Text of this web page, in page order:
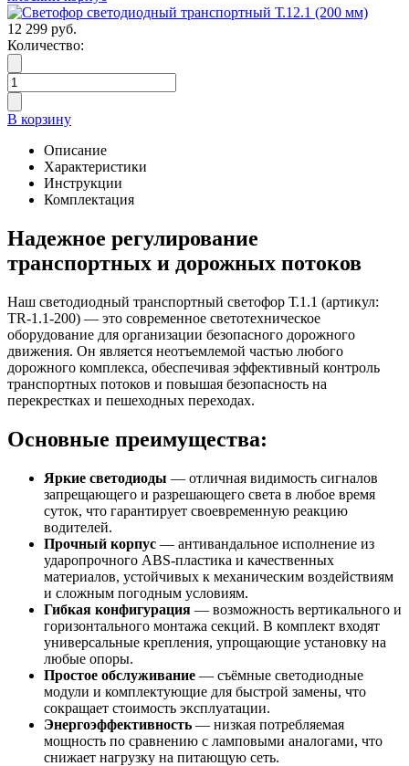
12 299 руб.
Количество:
В корзину
Описание
Характеристики
Инструкции
Комплектация
Надежное регулирование
транспортных и дорожных потоков
Наш светодиодный транспортный светофор Т.1.1 (артикул:
TR-1.1-200) — это современное светотехническое
оборудование для организации безопасного дорожного
движения. Он является неотъемлемой частью любого
дорожного комплекса, обеспечивая эффективный контроль
транспортных потоков и повышая безопасность на
перекрестках и пешеходных переходах.
Основные преимущества:
Яркие светодиоды — отличная видимость сигналов
запрещающего и разрешающего света в любое время
суток, что гарантирует своевременную реакцию
водителей.
Прочный корпус — антивандальное исполнение из
ударопрочного ABS-пластика и качественных
материалов, устойчивых к механическим воздействиям
и сложным погодным условиям.
Гибкая конфигурация — возможность вертикального и
горизонтального монтажа секций. В комплект входят
универсальные крепления, упрощающие установку на
любые опоры.
Простое обслуживание — съёмные светодиодные
модули и комплектующие для быстрой замены, что
сокращает стоимость эксплуатации.
Энергоэффективность — низкая потребляемая
мощность по сравнению с ламповыми аналогами, что
снижает нагрузку на питающую сеть.